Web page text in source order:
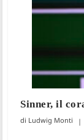
Sinner, il
Ludwig Monti